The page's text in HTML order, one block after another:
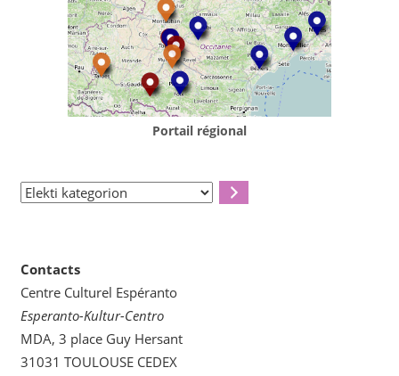
Portail régional
Elekti
Contacts
Centre Culturel Espéranto
Esperanto-Kultur-Centro
MDA, 3 place Guy Hersant
31031 TOULOUSE CEDEX